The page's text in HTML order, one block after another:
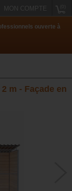
MON COMPTE
ouverte à
m - Façade en